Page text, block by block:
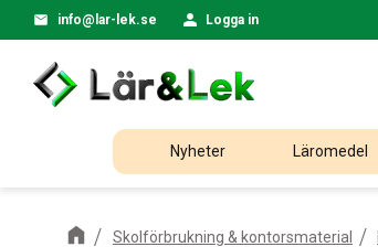
info@lar-lek.se Logga in
Nyheter Läromedel
Skolförbrukning & kontorsmaterial